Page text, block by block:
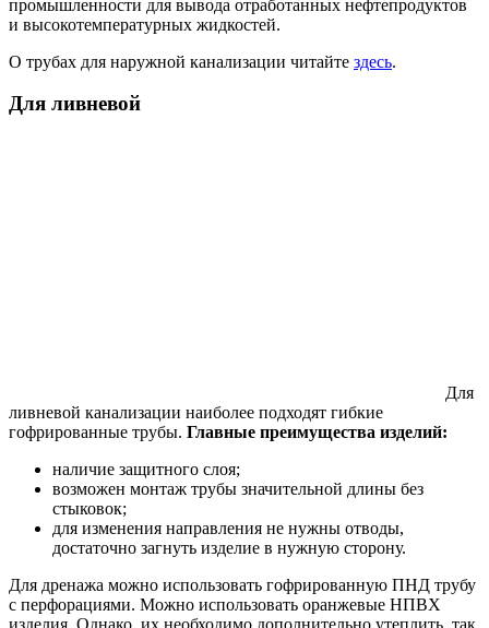
промышленности для вывода отработанных нефтепродуктов
и высокотемпературных жидкостей.
О трубах для наружной канализации читайте здесь.
Для ливневой
Для
ливневой канализации наиболее подходят гибкие
гофрированные трубы. Главные преимущества изделий:
наличие защитного слоя;
возможен монтаж трубы значительной длины без
стыковок;
для изменения направления не нужны отводы,
достаточно загнуть изделие в нужную сторону.
Для дренажа можно использовать гофрированную ПНД трубу
с перфорациями. Можно использовать оранжевые НПВХ
изделия. Однако, их необходимо дополнительно утеплить, так